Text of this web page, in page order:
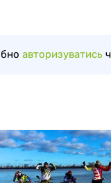
авторизуватись